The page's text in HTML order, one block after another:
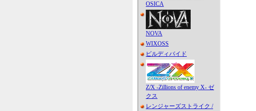
OSICA
NOVA
WIXOSS
ビルディバイド
Z/X -Zillions of enemy X- ゼ
クス
レンジャーズストライク /